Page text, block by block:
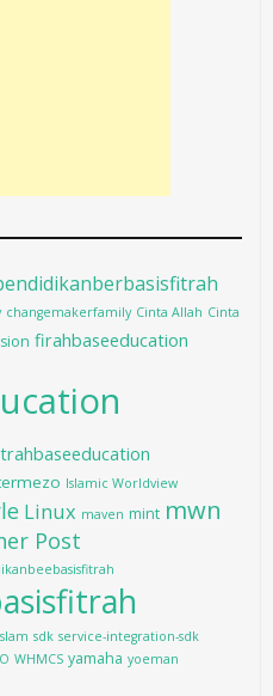
changemakerfamily Cinta Allah Cinta
firahbaseeducation
Islamic Worldview
Linux maven mint mwn
Post
sdk service-integration-sdk
WHMCS yamaha yoeman